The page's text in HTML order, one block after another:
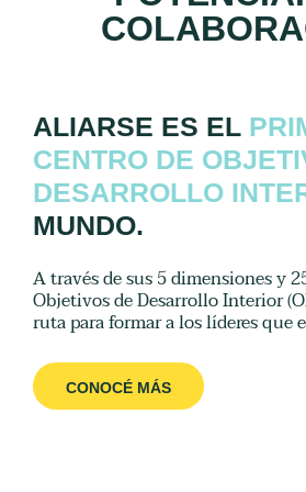
ALIARSE ES EL
CENTRO DE
DESARROLLO
MUNDO.
A través de sus 5 dimensiones y
Objetivos de Desarrollo Interior
ruta para formar a los líderes que
CONOCÉ MÁS